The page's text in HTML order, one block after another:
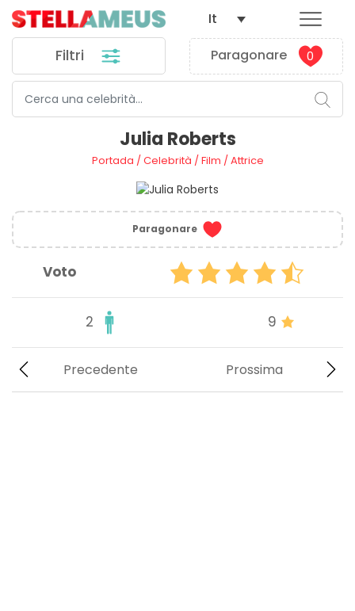
Filtri Paragonare 0
It
Julia Roberts
Portada /Celebrità /Film /Attrice
Paragonare
Voto
2 9
Prossima
Precedente